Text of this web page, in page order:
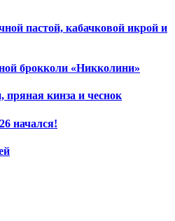
пастой, кабачковой икрой и
брокколи «Никколини»
кинза и чеснок
начался!